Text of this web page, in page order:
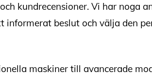
kundrecensioner. Vi har noga
beslut och välja den
maskiner till avancerade